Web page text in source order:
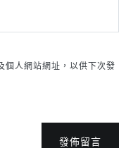
個人網站網址，以供下次發
發佈留言